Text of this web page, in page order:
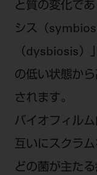
と質の変化で
シス（
（dysbiosis）
の低い状態か
されます。
バイオフィル
互いにスクラ
どの菌が主た